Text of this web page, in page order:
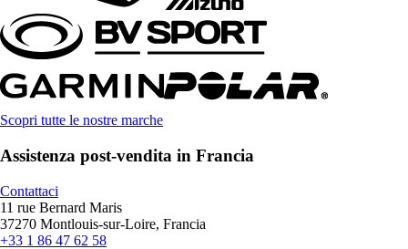
Scopri tutte le nostre marche
Assistenza post-vendita in Francia
Contattaci
11 rue Bernard Maris
37270 Montlouis-sur-Loire, Francia
+33 1 86 47 62 58